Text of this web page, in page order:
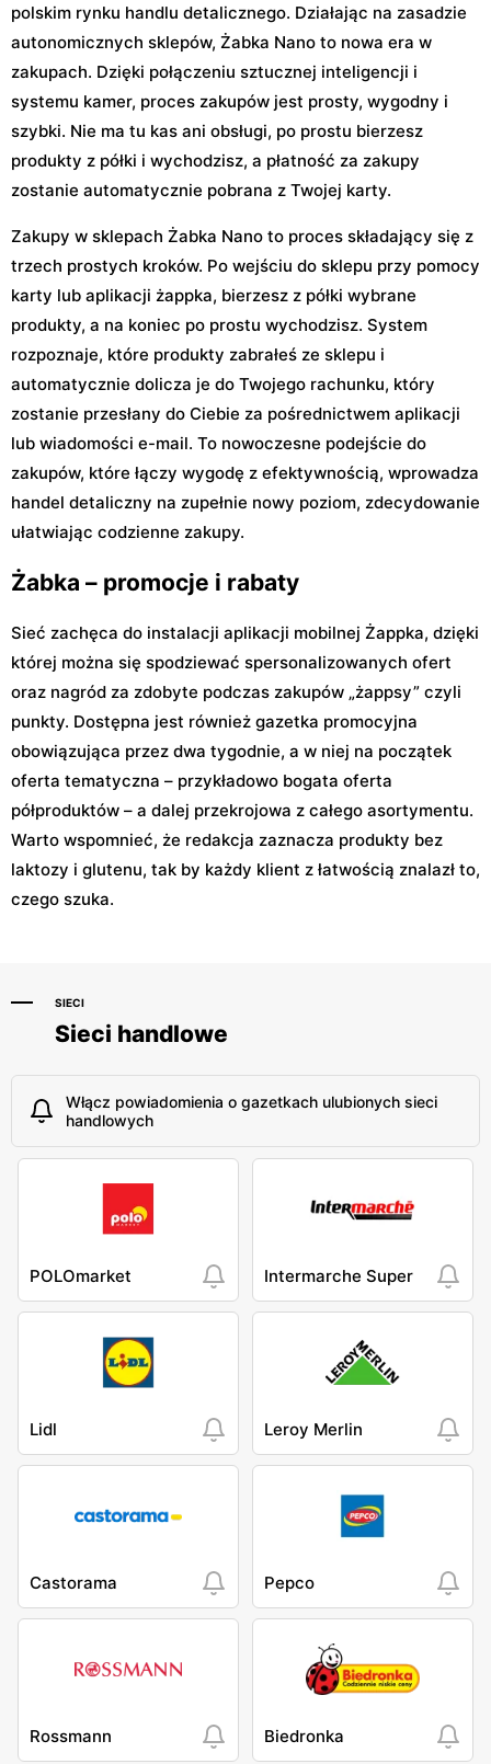
polskim rynku handlu detalicznego. Działając na zasadzie
autonomicznych sklepów, Żabka Nano to nowa era w
zakupach. Dzięki połączeniu sztucznej inteligencji i
systemu kamer, proces zakupów jest prosty, wygodny i
szybki. Nie ma tu kas ani obsługi, po prostu bierzesz
produkty z półki i wychodzisz, a płatność za zakupy
zostanie automatycznie pobrana z Twojej karty.
Zakupy w sklepach Żabka Nano to proces składający się z
trzech prostych kroków. Po wejściu do sklepu przy pomocy
karty lub aplikacji żappka, bierzesz z półki wybrane
produkty, a na koniec po prostu wychodzisz. System
rozpoznaje, które produkty zabrałeś ze sklepu i
automatycznie dolicza je do Twojego rachunku, który
zostanie przesłany do Ciebie za pośrednictwem aplikacji
lub wiadomości e-mail. To nowoczesne podejście do
zakupów, które łączy wygodę z efektywnością, wprowadza
handel detaliczny na zupełnie nowy poziom, zdecydowanie
ułatwiając codzienne zakupy.
Żabka – promocje i rabaty
Sieć zachęca do instalacji aplikacji mobilnej Żappka, dzięki
której można się spodziewać spersonalizowanych ofert
oraz nagród za zdobyte podczas zakupów „żappsy” czyli
punkty. Dostępna jest również gazetka promocyjna
obowiązująca przez dwa tygodnie, a w niej na początek
oferta tematyczna – przykładowo bogata oferta
półproduktów – a dalej przekrojowa z całego asortymentu.
Warto wspomnieć, że redakcja zaznacza produkty bez
laktozy i glutenu, tak by każdy klient z łatwością znalazł to,
czego szuka.
SIECI
Sieci handlowe
Włącz powiadomienia o gazetkach ulubionych sieci
handlowych
POLOmarket Intermarche Super
Lidl Leroy Merlin
Castorama Pepco
Rossmann Biedronka